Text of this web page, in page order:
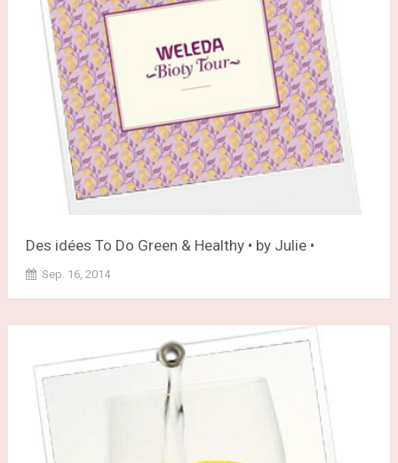
Des idées To Do Green & Healthy • by Julie •
Sep. 16, 2014